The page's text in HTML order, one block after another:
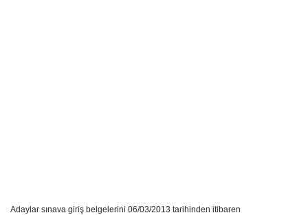
Adaylar sınava giriş belgelerini 06/03/2013 tarihinden itibaren